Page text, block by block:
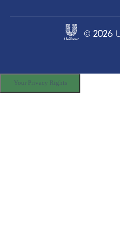
© 2026
Your Privacy Rights